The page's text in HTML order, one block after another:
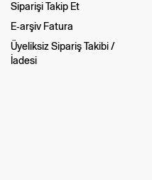
Siparişi Takip Et
E-arşiv Fatura
Üyeliksiz Sipariş Takibi /
İadesi